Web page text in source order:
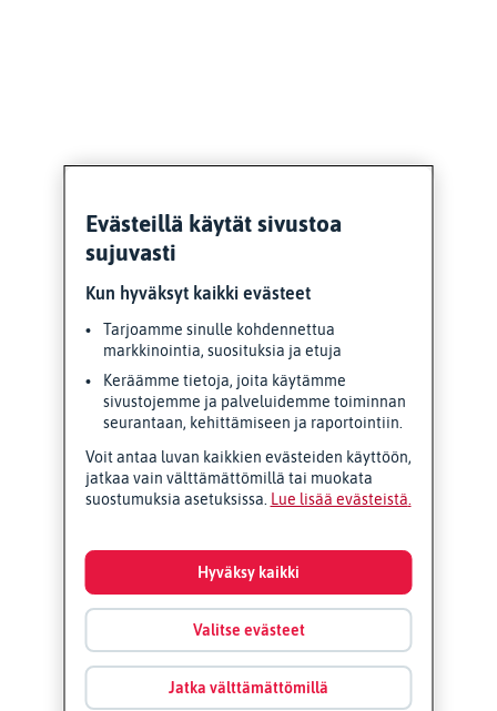
Evästeillä käytät sivustoa
sujuvasti
Kun hyväksyt kaikki evästeet
Tarjoamme sinulle kohdennettua
markkinointia, suosituksia ja etuja
Keräämme tietoja, joita käytämme
sivustojemme ja palveluidemme toiminnan
seurantaan, kehittämiseen ja raportointiin.
Voit antaa luvan kaikkien evästeiden käyttöön,
jatkaa vain välttämättömillä tai muokata
suostumuksia asetuksissa. Lue lisää evästeistä
Valitse evästeet
Jatka välttämättömillä
Hyväksy kaikki